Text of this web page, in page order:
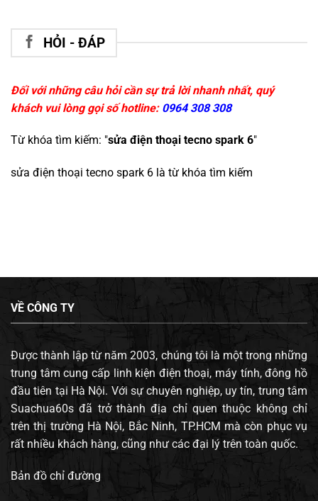
HỎI - ĐÁP
Đối với những câu hỏi cần sự trả lời nhanh nhất, quý
khách vui lòng gọi số hotline: 0964 308 308
Từ khóa tìm kiếm: "sửa điện thoại tecno spark 6"
sửa điện thoại tecno spark 6 là từ khóa tìm kiếm
VỀ CÔNG TY
Được thành lập từ năm 2003, chúng tôi là một trong những
trung tâm cung cấp linh kiện điện thoại, máy tính, đông hồ
đầu tiên tại Hà Nội. Với sự chuyên nghiệp, uy tín, trung tâm
Suachua60s đã trở thành địa chỉ quen thuộc không chỉ
trên thị trường Hà Nội, Bắc Ninh, TP.HCM mà còn phục vụ
rất nhiều khách hàng, cũng như các đại lý trên toàn quốc.
Bản đồ chỉ đường